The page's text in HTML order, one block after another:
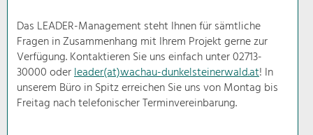
Ortsbild, Baukultur und nachhaltiges
Siedlungswesen.
Land- & Forstwirtschaft
Bewirtschaftung und Pflege der
Kulturlandschaft.
Das LEADER-Management steht Ihnen für sämtliche
Fragen in Zusammenhang mit Ihrem Projekt gerne zur
Verfügung. Kontaktieren Sie uns einfach unter 02713-
30000 oderleader(at)wachau-dunkelsteinerwald.at! In
unserem Büro in Spitz erreichen Sie uns von Montag bis
Freitag nach telefonischer Terminvereinbarung.